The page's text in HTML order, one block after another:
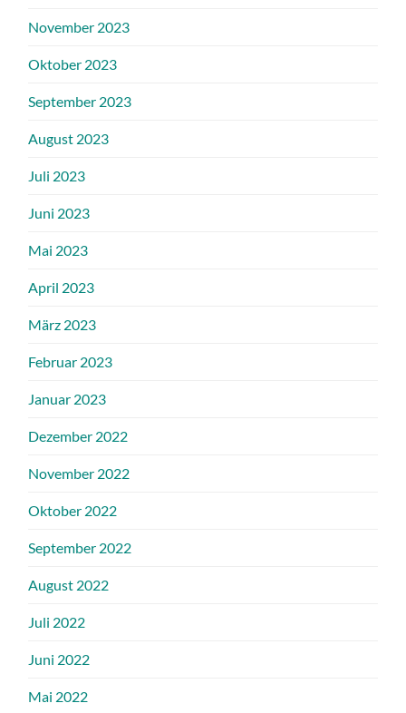
November 2023
Oktober 2023
September 2023
August 2023
Juli 2023
Juni 2023
Mai 2023
April 2023
März 2023
Februar 2023
Januar 2023
Dezember 2022
November 2022
Oktober 2022
September 2022
August 2022
Juli 2022
Juni 2022
Mai 2022